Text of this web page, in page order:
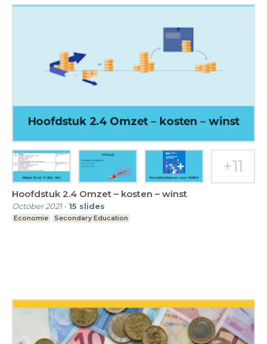
Hoofdstuk 2.4 Omzet – kosten – winst
October 2021- 15 slides
Economie Secondary Education